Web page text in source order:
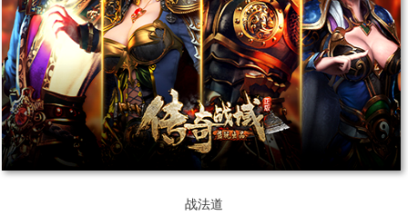
战法道